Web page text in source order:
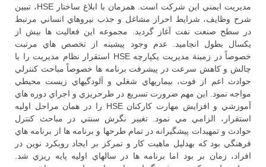
مديريت ايمني اين شركت است. همزمان با ابلاغ ساختار HSE، تبيين
شرح وظايف، شرايط احراز مشاغل و جذب نيروهاي انساني مرتبط
در سطح صنعت نفت آغاز گرديد. مجموعه اين فعاليت ها بيش از
يكسال بطول انجاميد. عدم وجود پيشينه از تخصص هاي مرتبت
خصوصاً در زمينة مديريت يكپارچه HSE استقرار نظام مديريت را با
چالش و كاهش سرعت در پيشرفت برنامه ها خصوصاً مباحث كنترلي
حوادث اعم از فوت، بيماريهاي شغلي و آلودگيهاي زيست محيطي
مواجه نمود. اين مهم ضرورت تسريع در طرحريزي و اجراي دوره هاي
آموزشي و افزايش مهارت كاركنان HSE را در همان مراحل اوليه
استقرار، الزامي مي نمود. تغيير نگرش سنتي در مباحث كنترل
حوادث و تمهيدات پيشگيرانه در تمام طرحها و برنامه ها از برنامه هاي
فرهنگي بود كه بهدليل ماهيت كار و تمركز بر ايجاد رويكرد نوين در
افراد، زمان بر بود اما برنامه ها در سالهاي اوليه پايه ريزي شد.